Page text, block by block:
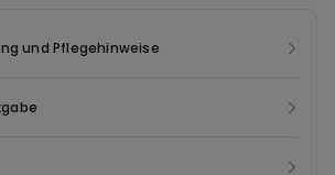
Verschlusshäkchen und die Breite der
werden.
nie erreicht haben.
und Pflegehinweise